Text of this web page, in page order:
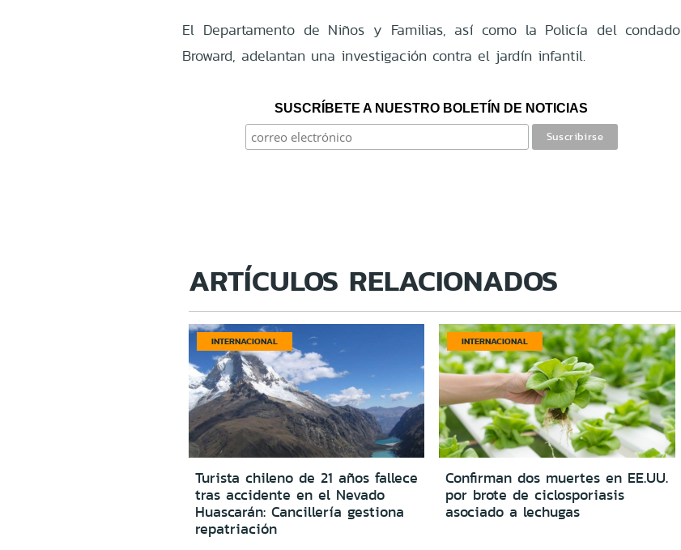
El Departamento de Niños y Familias, así como la Policía del condado
Broward, adelantan una investigación contra el jardín infantil.
SUSCRÍBETE A NUESTRO BOLETÍN DE NOTICIAS
ARTÍCULOS RELACIONADOS
INTERNACIONAL
Turista chileno de 21 años fallece
tras accidente en el Nevado
Huascarán: Cancillería gestiona
repatriación
INTERNACIONAL
Confirman dos muertes en EE.UU.
por brote de ciclosporiasis
asociado a lechugas